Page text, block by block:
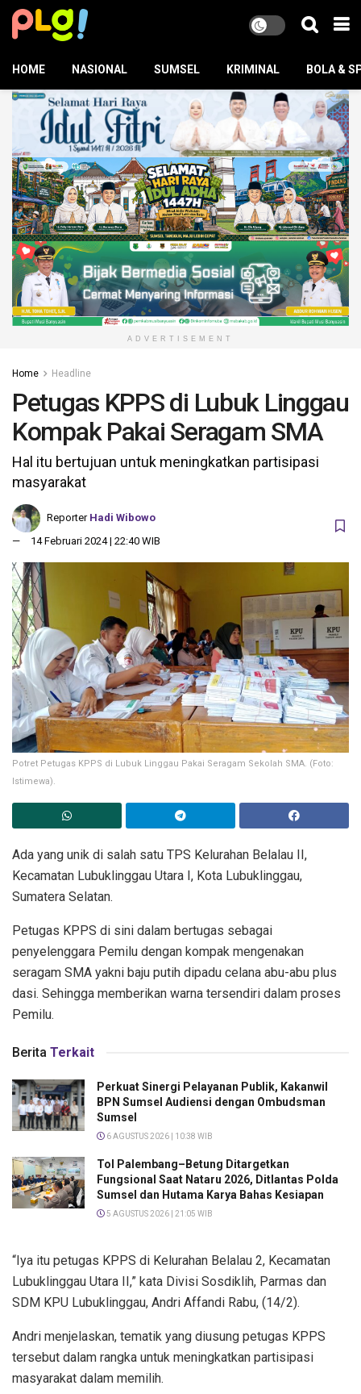
HOME NASIONAL SUMSEL KRIMINAL BOLA &
ADVERTISEMENT
Home Headline
Petugas KPPS di Lubuk Linggau
Kompak Pakai Seragam SMA
Hal itu bertujuan untuk meningkatkan partisipasi
masyarakat
Reporter Hadi Wibowo
14 Februari 2024 | 22:40 WIB
Potret Petugas KPPS di Lubuk Linggau Pakai Seragam Sekolah SMA. (Foto:
Istimewa).
Ada yang unik di salah satu TPS Kelurahan Belalau II,
Kecamatan Lubuklinggau Utara I, Kota Lubuklinggau,
Sumatera Selatan.
Petugas KPPS di sini dalam bertugas sebagai
penyelenggara Pemilu dengan kompak mengenakan
seragam SMA yakni baju putih dipadu celana abu-abu plus
dasi. Sehingga memberikan warna tersendiri dalam proses
Pemilu.
Berita Terkait
Perkuat Sinergi Pelayanan Publik, Kakanwil
BPN Sumsel Audiensi dengan Ombudsman
Sumsel
6 AGUSTUS 2026 | 10:38 WIB
Tol Palembang–Betung Ditargetkan
Fungsional Saat Nataru 2026, Ditlantas Polda
Sumsel dan Hutama Karya Bahas Kesiapan
5 AGUSTUS 2026 | 21:05 WIB
“Iya itu petugas KPPS di Kelurahan Belalau 2, Kecamatan
Lubuklinggau Utara II,” kata Divisi Sosdiklih, Parmas dan
SDM KPU Lubuklinggau, Andri Affandi Rabu, (14/2).
Andri menjelaskan, tematik yang diusung petugas KPPS
tersebut dalam rangka untuk meningkatkan partisipasi
masyarakat dalam memilih.